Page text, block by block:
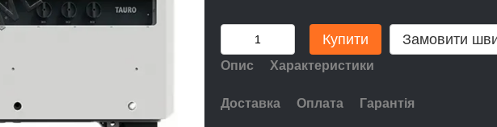
Купити Замовити
Опис Характеристики
Доставка Оплата Гарантія